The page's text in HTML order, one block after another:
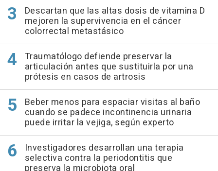
Descartan que las altas dosis de vitamina D
mejoren la supervivencia en el cáncer
colorrectal metastásico
Traumatólogo defiende preservar la
articulación antes que sustituirla por una
prótesis en casos de artrosis
Beber menos para espaciar visitas al baño
cuando se padece incontinencia urinaria
puede irritar la vejiga, según experto
Investigadores desarrollan una terapia
selectiva contra la periodontitis que